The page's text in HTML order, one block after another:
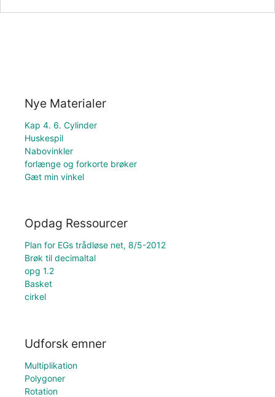
Nye Materialer
Kap 4. 6. Cylinder
Huskespil
Nabovinkler
forlænge og forkorte brøker
Gæt min vinkel
Opdag Ressourcer
Plan for EGs trådløse net, 8/5-2012
Brøk til decimaltal
opg 1.2
Basket
cirkel
Udforsk emner
Multiplikation
Polygoner
Rotation